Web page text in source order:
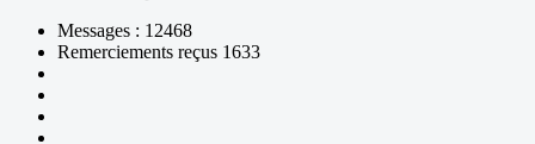
Messages : 12468
Remerciements reçus 1633